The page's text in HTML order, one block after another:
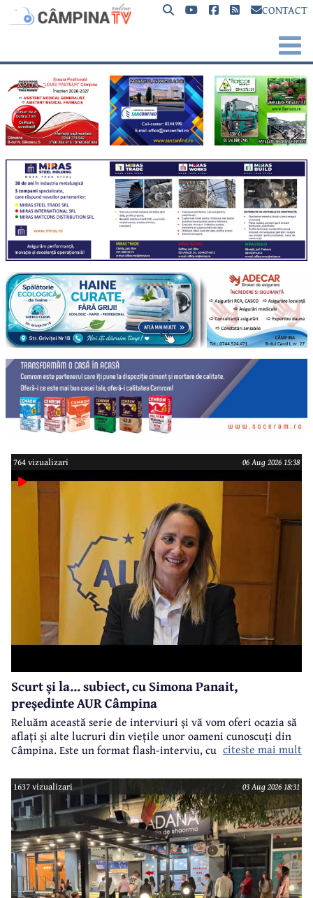
CONTACT
764 vizualizari 06 Aug 2026 15:38
Scurt și la... subiect, cu Simona Panait,
președinte AUR Câmpina
Reluăm această serie de interviuri și vă vom oferi ocazia să
aflați și alte lucruri din viețile unor oameni cunoscuți din
Câmpina. Este un format flash-interviu, cu întrebări
întrebări legate atât de cariera profesională a invitaților
noștri, cât și din viața lor particulară.
citeste mai mult
1637 vizualizari 03 Aug 2026 18:31